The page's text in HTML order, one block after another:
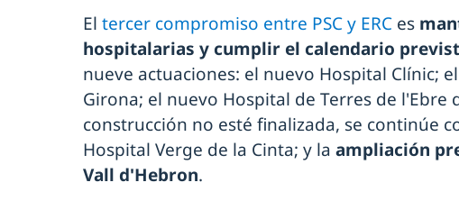
El tercer compromiso entre PSC y ERC es
hospitalarias y cumplir el calendario
nueve actuaciones: el nuevo Hospital Clínic;
Girona; el nuevo Hospital de Terres de l'Ebre
construcción no esté finalizada, se continúe
Hospital Verge de la Cinta; y la ampliación
Vall d'Hebron.